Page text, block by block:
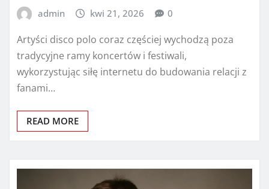
admin kwi 21, 2026 0
Artyści disco polo coraz częściej wychodzą poza
tradycyjne ramy koncertów i festiwali,
wykorzystując siłę internetu do budowania relacji z
fanami…
READ MORE